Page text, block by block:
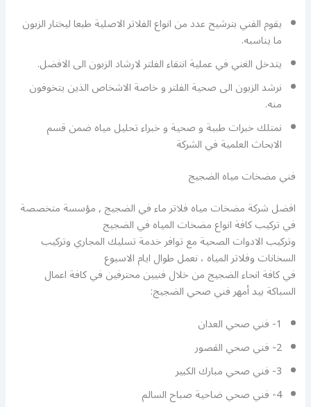
يقوم الفني بترشيح عدد من انواع الفلاتر الاصلية طبعا ليختار الزبون
ما يناسبه.
يتدخل الغني في عملية انتقاء الفلتر لارشاد الزبون الى الافضل.
نرشد الزبون الى صحية الفلتر و خاصة الاشخاص الذين يتخوفون
منه.
نمتلك خبرات طبية و صحية و خبراء تحليل مياه ضمن قسم
الابحاث العلمية في الشركة
فني مضخات مياه الضجيج
افضل شركة مضخات مياه فلاتر ماء في الضجيج , مؤسسة متخصصة
في تركيب كافة انواع مضخات المياه في الضجيج
وتركيب الادوات الصحية مع توافر خدمة تسليك المجاري وتركيب
السخانات وفلاتر المياه ، نعمل طوال ايام الاسبوع
في كافة انحاء الضجيج من خلال فنيين محترفين في كافة اعمال
السباكة بيد أمهر فني صحي الضجيج:
1- فني صحي العدان
2- فني صحي القصور
3- فني صحي مبارك الكبير
4- فني صحي ضاحية صباح السالم